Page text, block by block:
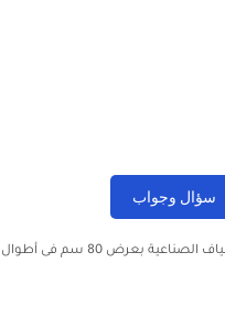
سؤال وجواب
متعددة . التصوير على الطبيعة